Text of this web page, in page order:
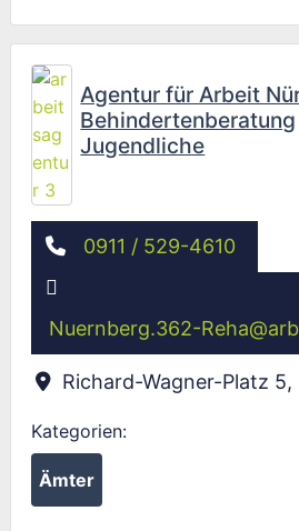
Agentur für Arbeit
Behindertenberatung
Jugendliche
0911 / 529-4610
Nuernberg.362-Reha@
Richard-Wagner-Platz 5,
Kategorien:
Ämter